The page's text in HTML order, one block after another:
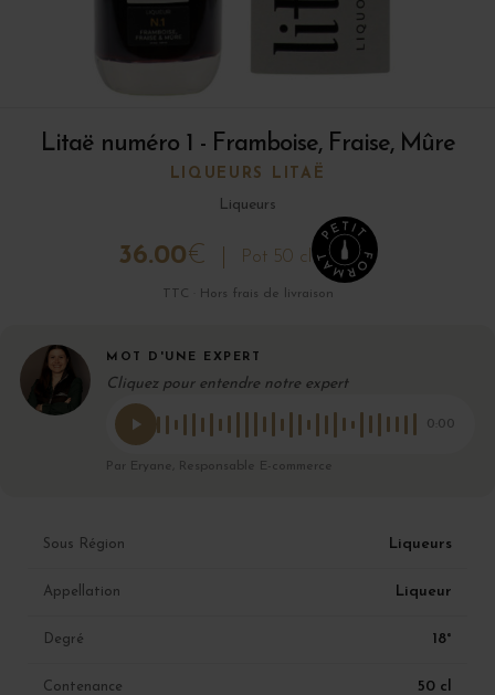
Litaë numéro 1 - Framboise, Fraise, Mûre
LIQUEURS LITAË
Liqueurs
36.00€ Pot 50 cl
TTC · Hors frais de livraison
MOT D'UNE EXPERT
Cliquez pour entendre notre expert
0:00
Par Eryane, Responsable E-commerce
Sous Région Liqueurs
Appellation Liqueur
Degré 18°
Contenance 50 cl